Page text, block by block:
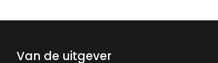
Van de uitgever